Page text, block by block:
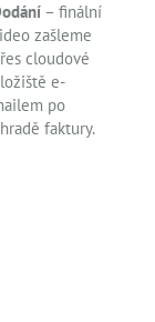
– finální
zašleme
cloudové
e-
po
faktury.